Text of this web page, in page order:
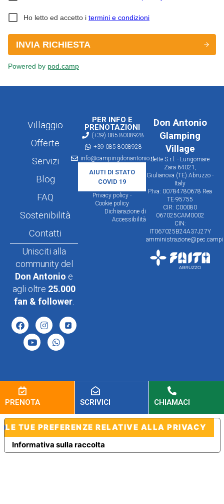
Don Antonio
Glamping
Village
Sette S.r.l. - Lungomare
Zara 64021,
Giulianova (TE) Abruzzo -
Italy
P.Iva: 00784780678 Rea
TE-95755
CIR: C00080
067025CAM0002
CIN:
IT067025B24A37J27Y
Villaggio
Offerte
Servizi
Blog
FAQ
Sostenibilità
Contatti
Unisciti alla
community del
Don Antonio e
agli oltre 25.000
fan & follower.
PER INFO E
PRENOTAZIONI
(+39) 085 8008928
+39 085 8008928
info@campingdonantonio.it
AIUTI DI STATO
COVID 19
Privacy policy -
Cookie policy
Dichiarazione di
Accessibilità
PRENOTA SCRIVICI CHIAMACI
Informativa sulla raccolta
LE TUE PREFERENZE RELATIVE ALLA PRIVACY